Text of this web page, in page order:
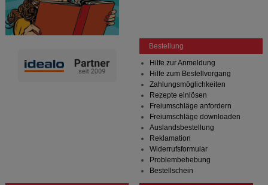
Bestellung
Hilfe zur Anmeldung
Hilfe zum Bestellvorgang
Zahlungsmöglichkeiten
Rezepte einlösen
Freiumschläge anfordern
Freiumschläge downloaden
Auslandsbestellung
Reklamation
Widerrufsformular
Problembehebung
Bestellschein